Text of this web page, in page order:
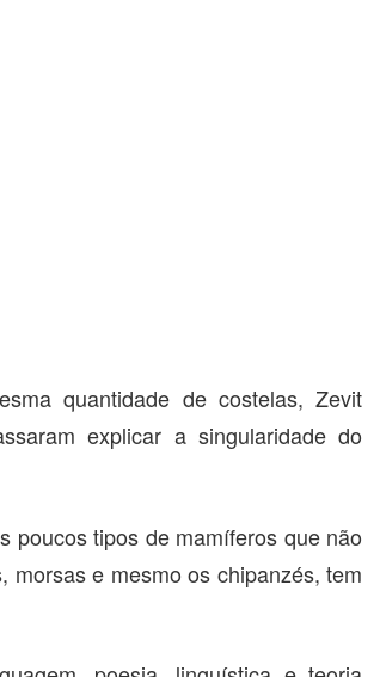
quantidade de costelas, Zevit
explicar a singularidade do
poucos tipos de mamíferos que não
morsas e mesmo os chipanzés, tem